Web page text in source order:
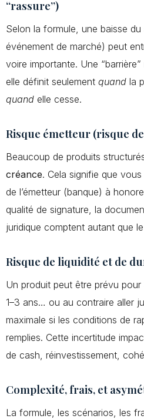
“rassure”)
Selon la formule, une baisse
événement de marché) peut
voire importante. Une
elle définit seulement quand la
quand elle cesse.
Risque émetteur (risque
Beaucoup de produits
créance. Cela signifie que
de l’émetteur (banque) à
qualité de signature, la
juridique comptent autant que
Risque de liquidité et de
Un produit peut être prévu pour
1–3 ans… ou au contraire aller
maximale si les conditions de
remplies. Cette incertitude
de cash, réinvestissement,
Complexité, frais, et
La formule, les scénarios, les